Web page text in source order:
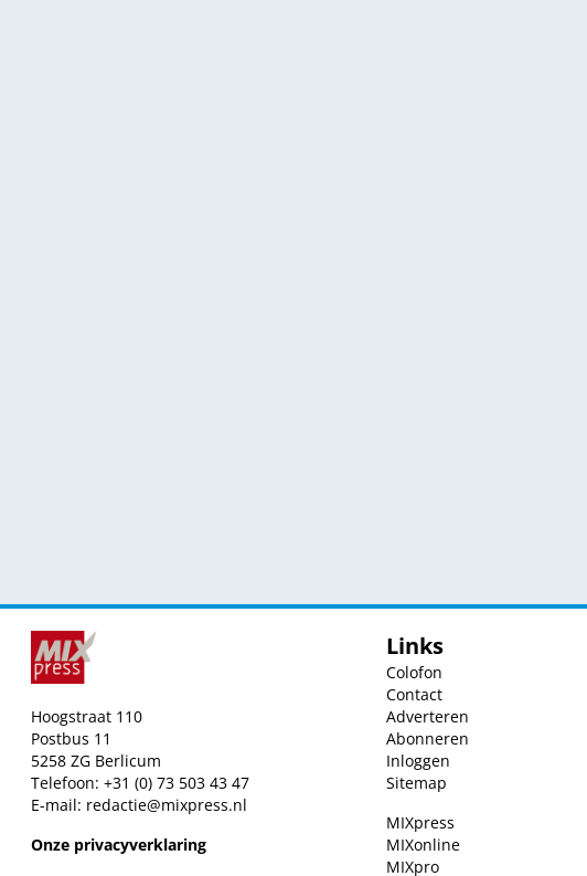
Hoogstraat 110
Postbus 11
5258 ZG Berlicum
Telefoon: +31 (0) 73 503 43 47
E-mail: redactie@mixpress.nl
Onze privacyverklaring
Links
Colofon
Contact
Adverteren
Abonneren
Inloggen
Sitemap
MIXpress
MIXonline
MIXpro